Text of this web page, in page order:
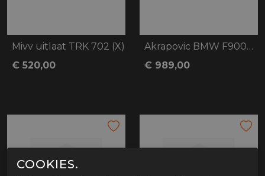
Mivv uitlaat TRK 702 (X)
€ 520,00
Akrapovic BMW F900GS
€ 989,00
COOKIES.